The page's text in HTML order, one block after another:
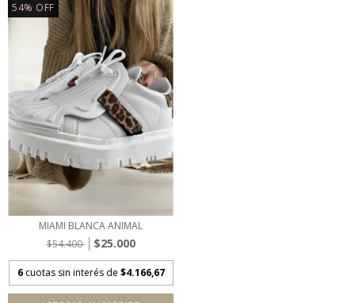
54% OFF
MIAMI BLANCA ANIMAL
$54.400
$25.000
6 cuotas sin interés de $4.166,67